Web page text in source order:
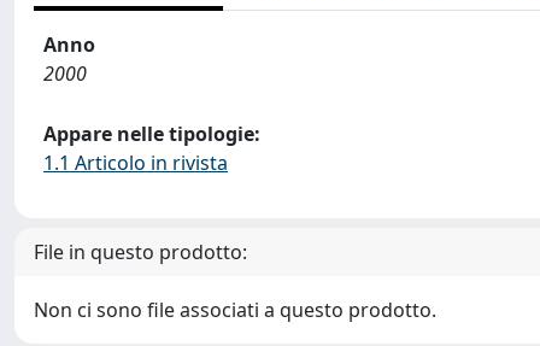
Anno
2000
Appare nelle tipologie:
1.1 Articolo in rivista
File in questo prodotto:
Non ci sono file associati a questo prodotto.